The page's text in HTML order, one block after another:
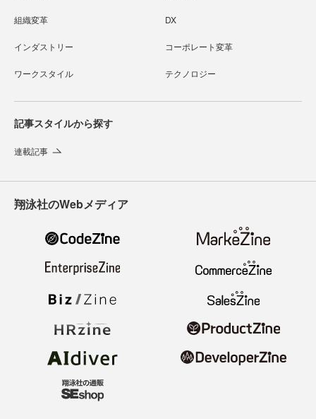
組織変革 DX
インダストリー コーポレート変革
ワークスタイル テクノロジー
記事スタイルから探す
連載記事
翔泳社のWebメディア